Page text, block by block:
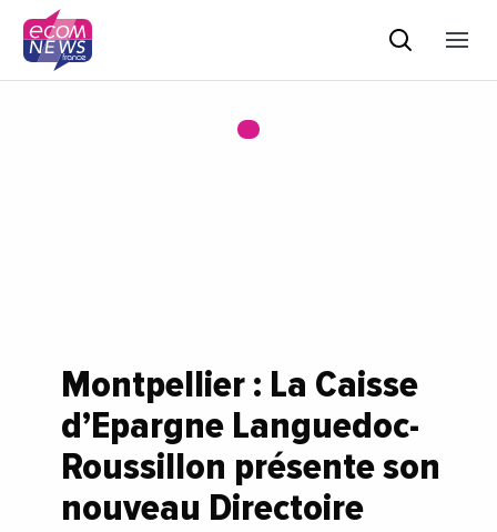
Montpellier : La Caisse
d’Epargne Languedoc-
Roussillon présente son
nouveau Directoire